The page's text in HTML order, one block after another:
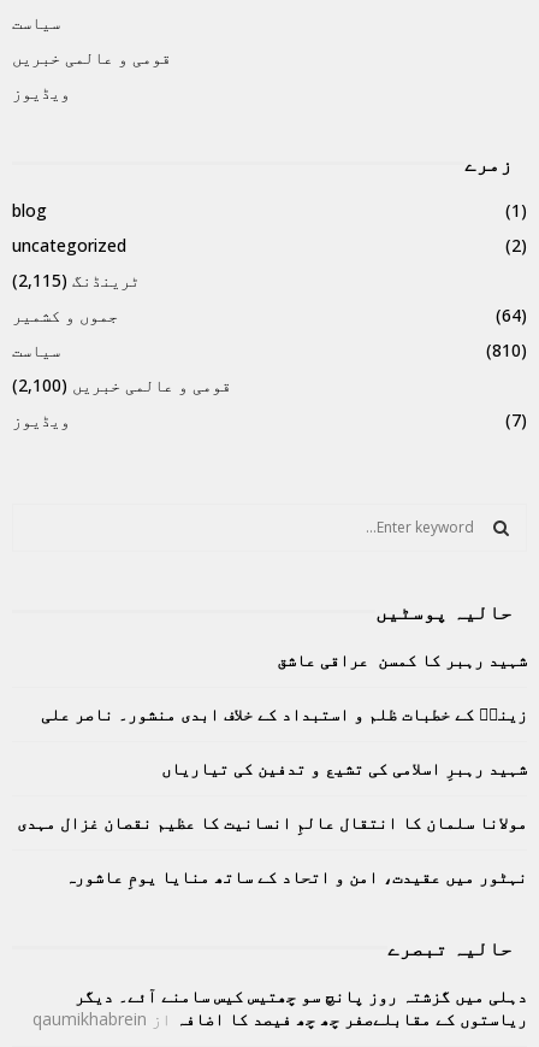
سیاست
قومی و عالمی خبریں
ویڈیوز
زمرے
blog
(1)
uncategorized
(2)
ٹرینڈنگ (2,115)
جموں و کشمیر
(64)
سیاست
(810)
قومی و عالمی خبریں (2,100)
ویڈیوز
(7)
f
r
E
A
R
C
H
حالیہ پوسٹیں
شہید رہبر کا کمسن عراقی عاشق
زینبؑ کے خطبات ظلم و استبداد کے خلاف ابدی منشور۔ ناصر علی
شہید رہبرِ اسلامی کی تشیع و تدفین کی تیاریاں
مولانا سلمان کا انتقال عالمِ انسانیت کا عظیم نقصان غزال مہدی
نہٹور میں عقیدت، امن و اتحاد کے ساتھ منایا یومِ عاشورہ
حالیہ تبصرے
دہلی میں گزشتہ روز پانچ سو چھتیس کیس سامنے آئے۔ دیگر
ریاستوں کے مقابلےصفر چھ چھ فیصد کا اضافہ
از qaumikhabrein